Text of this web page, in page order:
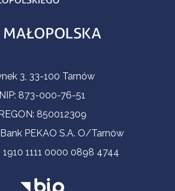
3, 33-100 Tarnów
NIP: 873-000-76-51
850012309
PEKAO S.A. O/Tarnów
1111 0000 0898 4744